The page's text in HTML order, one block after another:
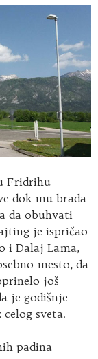
Fridrihu
dok mu brada
da obuhvati
je ispričao
i Dalaj Lama,
mesto, da
još
je godišnje
sveta.
padina